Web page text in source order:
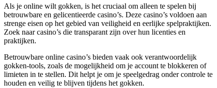
Als je online wilt gokken, is het cruciaal om alleen te spelen bij
betrouwbare en gelicentieerde casino’s. Deze casino’s voldoen aan
strenge eisen op het gebied van veiligheid en eerlijke spelpraktijken.
Zoek naar casino’s die transparant zijn over hun licenties en
praktijken.
Betrouwbare online casino’s bieden vaak ook verantwoordelijk
gokken-tools, zoals de mogelijkheid om je account te blokkeren of
limieten in te stellen. Dit helpt je om je speelgedrag onder controle te
houden en veilig te blijven tijdens het gokken.